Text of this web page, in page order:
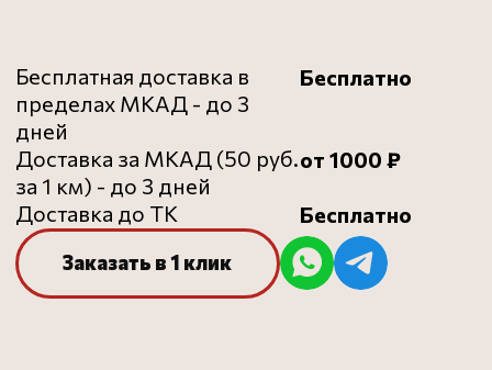
ДОПОЛНИТЕЛЬНО
К ВАШЕЙ ПЕЧИ
рекомендуем